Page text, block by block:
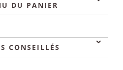
DU PANIER
CONSEILLÉS